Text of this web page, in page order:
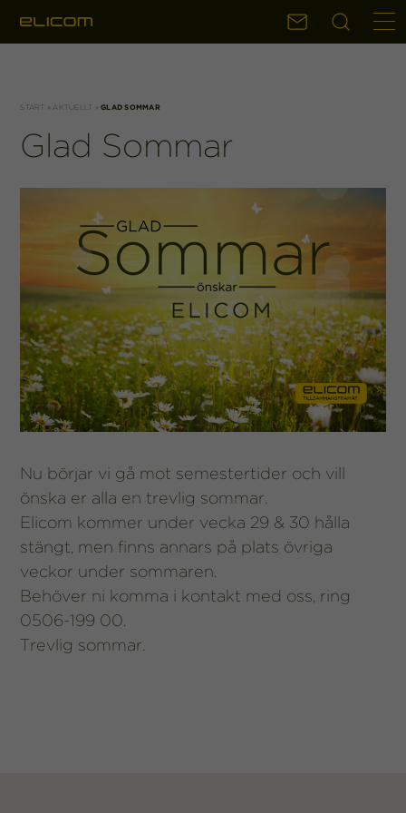
KontaktSök
START »AKTUELLT »GLAD SOMMAR
Glad Sommar
Nu börjar vi gå mot semestertider och vill
önska er alla en trevlig sommar.
Elicom kommer under vecka 29 & 30 hålla
stängt, men finns annars på plats övriga
veckor under sommaren.
Behöver ni komma i kontakt med oss, ring
0506-199 00.
Trevlig sommar.